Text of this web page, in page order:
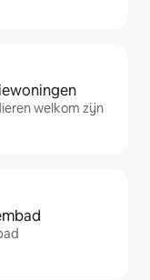
welkom zijn